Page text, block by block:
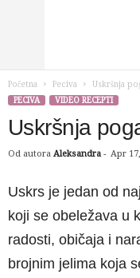
Početna Peciva
Uskršnja
PECIVA
VIDEO RECEPTI
Uskršnja
Od autora Aleksandra - Apr
Uskrs je jedan od
koji se obeležava u
radosti, običaja i
brojnim jelima koja